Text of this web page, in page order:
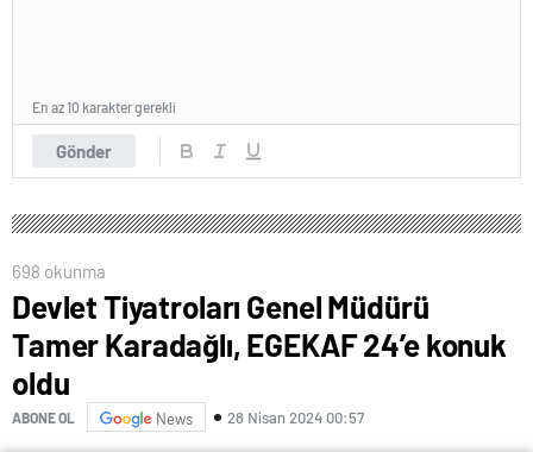
Gönder
En az 10 karakter gerekli
698 okunma
Devlet Tiyatroları Genel Müdürü
Tamer Karadağlı, EGEKAF 24’e konuk
oldu
ABONE OL News 28 Nisan 2024 00:57